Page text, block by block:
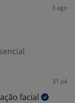
3 ago
31 jul
facial